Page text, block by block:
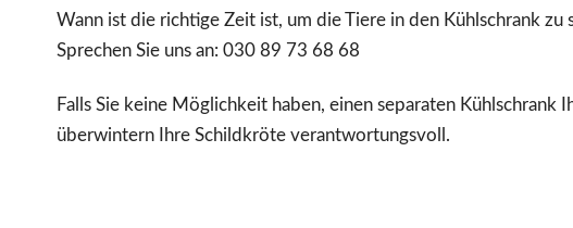
Wann ist die richtige Zeit ist, um die Tiere in den Kühlschrank zu
Sprechen Sie uns an: 030 89 73 68 68
Falls Sie keine Möglichkeit haben, einen separaten
überwintern Ihre Schildkröte verantwortungsvoll.